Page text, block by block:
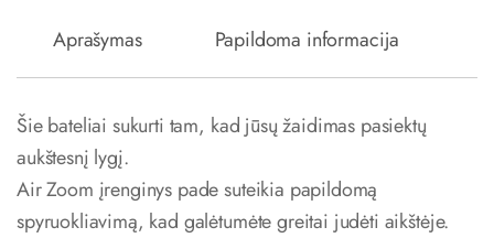
Aprašymas Papildoma informacija
Šie bateliai sukurti tam, kad jūsų žaidimas pasiektų
aukštesnį lygį.
Air Zoom įrenginys pade suteikia papildomą
spyruokliavimą, kad galėtumėte greitai judėti aikštėje.